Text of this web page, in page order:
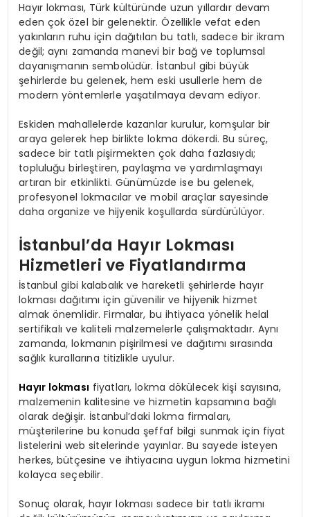
Hayır lokması, Türk kültüründe uzun yıllardır devam
eden çok özel bir gelenektir. Özellikle vefat eden
yakınların ruhu için dağıtılan bu tatlı, sadece bir ikram
değil; aynı zamanda manevi bir bağ ve toplumsal
dayanışmanın sembolüdür. İstanbul gibi büyük
şehirlerde bu gelenek, hem eski usullerle hem de
modern yöntemlerle yaşatılmaya devam ediyor.
Eskiden mahallelerde kazanlar kurulur, komşular bir
araya gelerek hep birlikte lokma dökerdi. Bu süreç,
sadece bir tatlı pişirmekten çok daha fazlasıydı;
topluluğu birleştiren, paylaşma ve yardımlaşmayı
artıran bir etkinlikti. Günümüzde ise bu gelenek,
profesyonel lokmacılar ve mobil araçlar sayesinde
daha organize ve hijyenik koşullarda sürdürülüyor.
İstanbul’da Hayır Lokması
Hizmetleri ve Fiyatlandırma
İstanbul gibi kalabalık ve hareketli şehirlerde hayır
lokması dağıtımı için güvenilir ve hijyenik hizmet
almak önemlidir. Firmalar, bu ihtiyaca yönelik helal
sertifikalı ve kaliteli malzemelerle çalışmaktadır. Aynı
zamanda, lokmanın pişirilmesi ve dağıtımı sırasında
sağlık kurallarına titizlikle uyulur.
Hayır lokması fiyatları, lokma dökülecek kişi sayısına,
malzemenin kalitesine ve hizmetin kapsamına bağlı
olarak değişir. İstanbul’daki lokma firmaları,
müşterilerine bu konuda şeffaf bilgi sunmak için fiyat
listelerini web sitelerinde yayınlar. Bu sayede isteyen
herkes, bütçesine ve ihtiyacına uygun lokma hizmetini
kolayca seçebilir.
Sonuç olarak, hayır lokması sadece bir tatlı ikramı